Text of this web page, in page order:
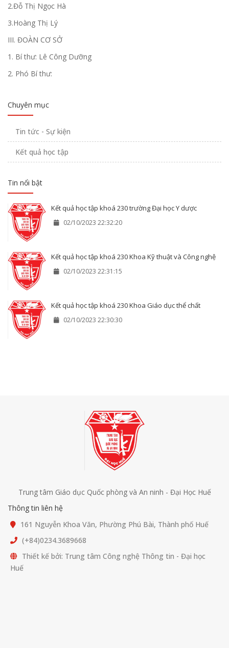
2.Đỗ Thị Ngọc Hà
3.Hoàng Thị Lý
III. ĐOÀN CƠ SỞ
1. Bí thư: Lê Công Dưỡng
2. Phó Bí thư:
Chuyên mục
Tin tức - Sự kiện
Kết quả học tập
Tin nổi bật
Kết quả học tập khoá 230 trường Đại học Y dược
02/10/2023 22:32:20
Kết quả học tập khoá 230 Khoa Kỹ thuật và Công nghệ
02/10/2023 22:31:15
Kết quả học tập khoá 230 Khoa Giáo dục thể chất
02/10/2023 22:30:30
Trung tâm Giáo dục Quốc phòng và An ninh - Đại Học Huế
Thông tin liên hệ
161 Nguyễn Khoa Văn, Phường Phú Bài, Thành phố Huế
(+84)0234.3689668
Thiết kế bởi: Trung tâm Công nghệ Thông tin - Đại học
Huế